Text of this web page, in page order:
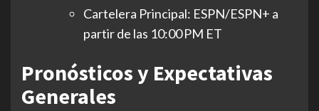
Cartelera Principal: ESPN/ESPN+ a
partir de las 10:00 PM ET
Pronósticos y Expectativas
Generales